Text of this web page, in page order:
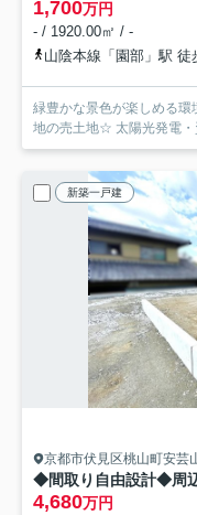
1,700万円
- / 1920.00㎡ / -
山陰本線「園部」駅 徒
緑豊かな景色が楽しめる
地の売土地☆ 太陽光発電
新築一戸建
京都市伏見区桃山町安芸
4,680万円